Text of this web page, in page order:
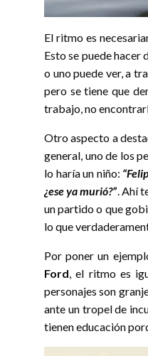
El ritmo es
Esto se puede hacer
o uno puede ver, a
pero se tiene que
trabajo, no
Otro aspecto a
general, uno de los
lo haría un niño:
¿ese ya murió?”. Ahí
un partido o que
lo que
Por poner un
Ford, el ritmo es
personajes son
ante un tropel de
tienen educación